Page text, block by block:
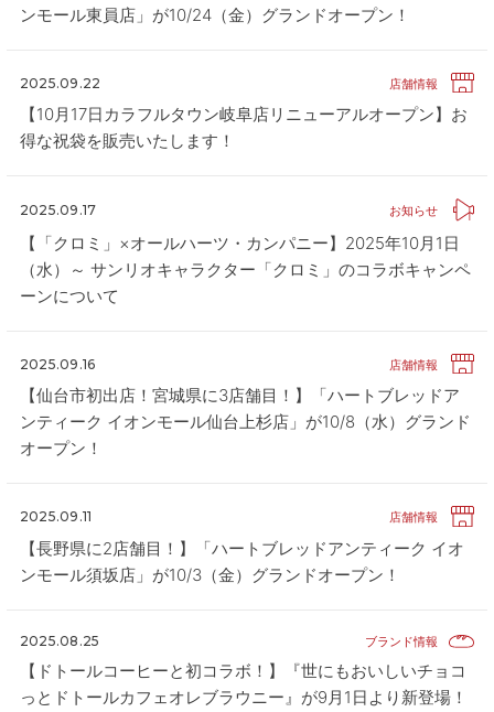
ンモール東員店」が10/24（金）グランドオープン！
店舗情報
2025.09.22
【10月17日カラフルタウン岐阜店リニューアルオープン】お
得な祝袋を販売いたします！
お知らせ
2025.09.17
【「クロミ」×オールハーツ・カンパニー】2025年10月1日
（水）～ サンリオキャラクター「クロミ」のコラボキャンペ
ーンについて
店舗情報
2025.09.16
【仙台市初出店！宮城県に3店舗目！】「ハートブレッドア
ンティーク イオンモール仙台上杉店」が10/8（水）グランド
オープン！
店舗情報
2025.09.11
【長野県に2店舗目！】「ハートブレッドアンティーク イオ
ンモール須坂店」が10/3（金）グランドオープン！
ブランド情報
2025.08.25
【ドトールコーヒーと初コラボ！】『世にもおいしいチョコ
っとドトールカフェオレブラウニー』が9月1日より新登場！